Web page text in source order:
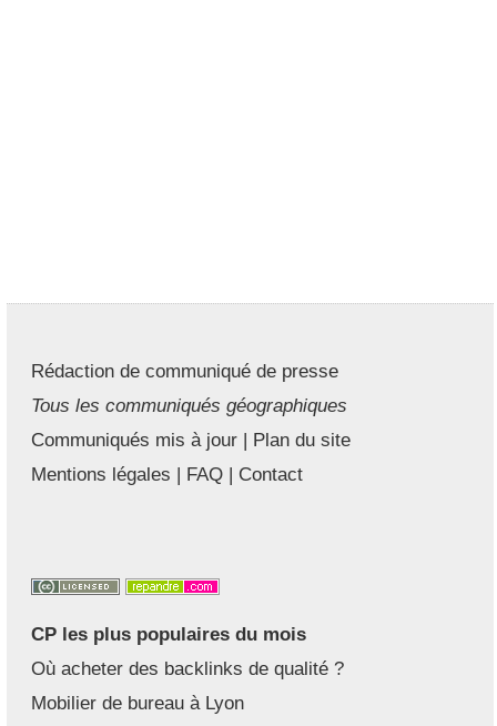
Rédaction de communiqué de presse
Tous les communiqués géographiques
Communiqués mis à jour | Plan du site
Mentions légales | FAQ | Contact
CP les plus populaires du mois
Où acheter des backlinks de qualité ?
Mobilier de bureau à Lyon